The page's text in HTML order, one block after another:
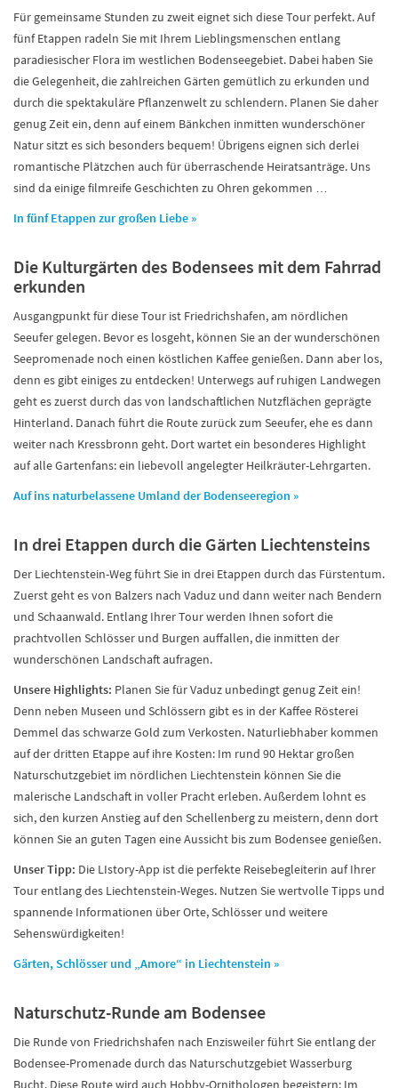
Für gemeinsame Stunden zu zweit eignet sich diese Tour perfekt. Auf
fünf Etappen radeln Sie mit Ihrem Lieblingsmenschen entlang
paradiesischer Flora im westlichen Bodenseegebiet. Dabei haben Sie
die Gelegenheit, die zahlreichen Gärten gemütlich zu erkunden und
durch die spektakuläre Pflanzenwelt zu schlendern. Planen Sie daher
genug Zeit ein, denn auf einem Bänkchen inmitten wunderschöner
Natur sitzt es sich besonders bequem! Übrigens eignen sich derlei
romantische Plätzchen auch für überraschende Heiratsanträge. Uns
sind da einige filmreife Geschichten zu Ohren gekommen …
In fünf Etappen zur großen Liebe »
Die Kulturgärten des Bodensees mit dem Fahrrad
erkunden
Ausgangpunkt für diese Tour ist Friedrichshafen, am nördlichen
Seeufer gelegen. Bevor es losgeht, können Sie an der wunderschönen
Seepromenade noch einen köstlichen Kaffee genießen. Dann aber los,
denn es gibt einiges zu entdecken! Unterwegs auf ruhigen Landwegen
geht es zuerst durch das von landschaftlichen Nutzflächen geprägte
Hinterland. Danach führt die Route zurück zum Seeufer, ehe es dann
weiter nach Kressbronn geht. Dort wartet ein besonderes Highlight
auf alle Gartenfans: ein liebevoll angelegter Heilkräuter-Lehrgarten.
Auf ins naturbelassene Umland der Bodenseeregion »
In drei Etappen durch die Gärten Liechtensteins
Der Liechtenstein-Weg führt Sie in drei Etappen durch das Fürstentum.
Zuerst geht es von Balzers nach Vaduz und dann weiter nach Bendern
und Schaanwald. Entlang Ihrer Tour werden Ihnen sofort die
prachtvollen Schlösser und Burgen auffallen, die inmitten der
wunderschönen Landschaft aufragen.
Unsere Highlights: Planen Sie für Vaduz unbedingt genug Zeit ein!
Denn neben Museen und Schlössern gibt es in der Kaffee Rösterei
Demmel das schwarze Gold zum Verkosten. Naturliebhaber kommen
auf der dritten Etappe auf ihre Kosten: Im rund 90 Hektar großen
Naturschutzgebiet im nördlichen Liechtenstein können Sie die
malerische Landschaft in voller Pracht erleben. Außerdem lohnt es
sich, den kurzen Anstieg auf den Schellenberg zu meistern, denn dort
können Sie an guten Tagen eine Aussicht bis zum Bodensee genießen.
Unser Tipp: Die LIstory-App ist die perfekte Reisebegleiterin auf Ihrer
Tour entlang des Liechtenstein-Weges. Nutzen Sie wertvolle Tipps und
spannende Informationen über Orte, Schlösser und weitere
Sehenswürdigkeiten!
Gärten, Schlösser und „Amore“ in Liechtenstein »
Naturschutz-Runde am Bodensee
Die Runde von Friedrichshafen nach Enzisweiler führt Sie entlang der
Bodensee-Promenade durch das Naturschutzgebiet Wasserburg
Bucht. Diese Route wird auch Hobby-Ornithologen begeistern: Im